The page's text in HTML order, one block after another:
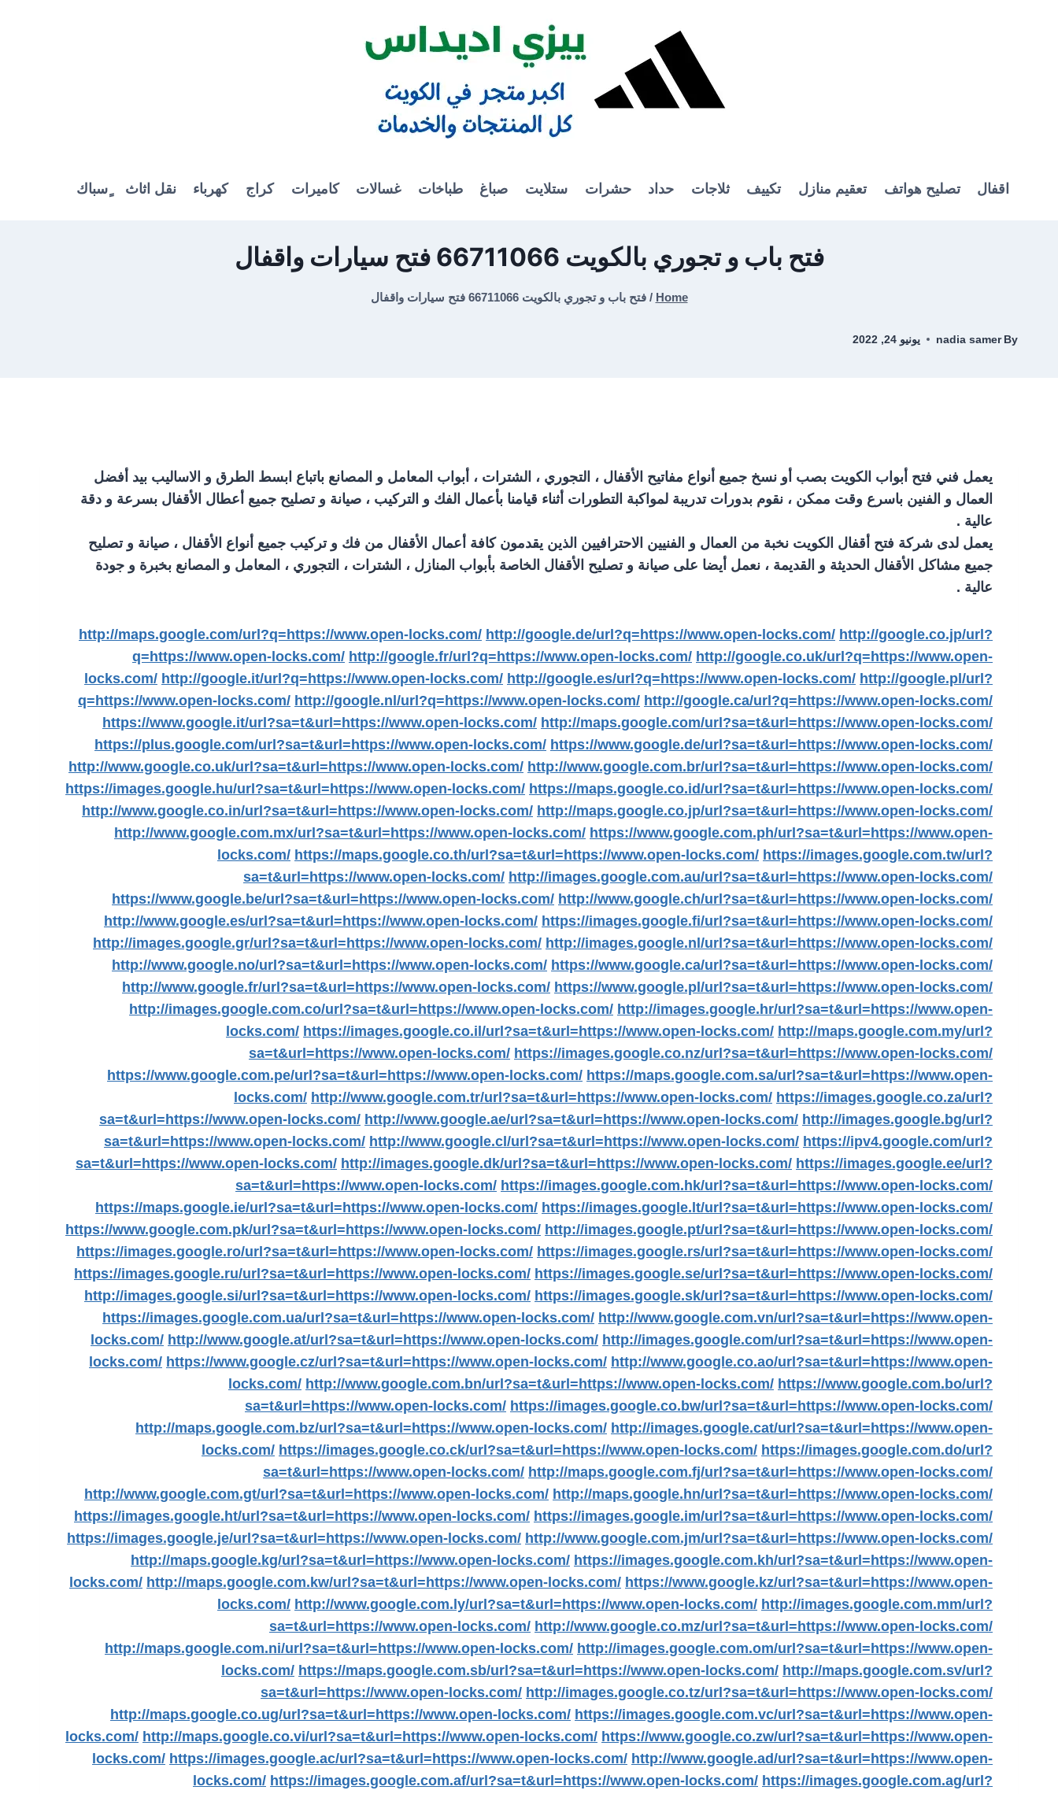
اقفال تصليح هواتف تعقيم منازل تكييف ثلاجات حداد حشرات ستلايت صباغ طباخات غسالات كاميرات كراج كهرباء نقل اثاث ٍسباك
فتح باب و تجوري بالكويت 66711066 فتح سيارات واقفال
Home
/ فتح باب و تجوري بالكويت 66711066 فتح سيارات واقفال
By
nadia samer يونيو 24, 2022
يعمل فني فتح أبواب الكويت بصب أو نسخ جميع أنواع مفاتيح الأقفال ، التجوري ، الشترات ، أبواب المعامل و المصانع باتباع ابسط الطرق و الاساليب بيد أفضل
العمال و الفنين باسرع وقت ممكن ، نقوم بدورات تدريبة لمواكبة التطورات أثناء قيامنا بأعمال الفك و التركيب ، صيانة و تصليح جميع أعطال الأقفال بسرعة و دقة
عالية .
يعمل لدى شركة فتح أقفال الكويت نخبة من العمال و الفنيين الاحترافيين الذين يقدمون كافة أعمال الأقفال من فك و تركيب جميع أنواع الأقفال ، صيانة و تصليح
جميع مشاكل الأقفال الحديثة و القديمة ، نعمل أيضا على صيانة و تصليح الأقفال الخاصة بأبواب المنازل ، الشترات ، التجوري ، المعامل و المصانع بخبرة و جودة
عالية .
http://maps.google.com/url?q=https://www.open-locks.com/ http://google.de/url?q=https://www.open-locks.com/ http://google.co.jp/url?
q=https://www.open-locks.com/ http://google.fr/url?q=https://www.open-locks.com/ http://google.co.uk/url?q=https://www.open-
locks.com/ http://google.it/url?q=https://www.open-locks.com/ http://google.es/url?q=https://www.open-locks.com/ http://google.pl/url?
q=https://www.open-locks.com/ http://google.nl/url?q=https://www.open-locks.com/ http://google.ca/url?q=https://www.open-locks.com/
https://www.google.it/url?sa=t&url=https://www.open-locks.com/ http://maps.google.com/url?sa=t&url=https://www.open-locks.com/
https://plus.google.com/url?sa=t&url=https://www.open-locks.com/ https://www.google.de/url?sa=t&url=https://www.open-locks.com/
http://www.google.co.uk/url?sa=t&url=https://www.open-locks.com/ http://www.google.com.br/url?sa=t&url=https://www.open-locks.com/
https://images.google.hu/url?sa=t&url=https://www.open-locks.com/ https://maps.google.co.id/url?sa=t&url=https://www.open-locks.com/
http://www.google.co.in/url?sa=t&url=https://www.open-locks.com/ http://maps.google.co.jp/url?sa=t&url=https://www.open-locks.com/
http://www.google.com.mx/url?sa=t&url=https://www.open-locks.com/ https://www.google.com.ph/url?sa=t&url=https://www.open-
locks.com/ https://maps.google.co.th/url?sa=t&url=https://www.open-locks.com/ https://images.google.com.tw/url?
sa=t&url=https://www.open-locks.com/ http://images.google.com.au/url?sa=t&url=https://www.open-locks.com/
https://www.google.be/url?sa=t&url=https://www.open-locks.com/ http://www.google.ch/url?sa=t&url=https://www.open-locks.com/
http://www.google.es/url?sa=t&url=https://www.open-locks.com/ https://images.google.fi/url?sa=t&url=https://www.open-locks.com/
http://images.google.gr/url?sa=t&url=https://www.open-locks.com/ http://images.google.nl/url?sa=t&url=https://www.open-locks.com/
http://www.google.no/url?sa=t&url=https://www.open-locks.com/ https://www.google.ca/url?sa=t&url=https://www.open-locks.com/
http://www.google.fr/url?sa=t&url=https://www.open-locks.com/ https://www.google.pl/url?sa=t&url=https://www.open-locks.com/
http://images.google.com.co/url?sa=t&url=https://www.open-locks.com/ http://images.google.hr/url?sa=t&url=https://www.open-
locks.com/ https://images.google.co.il/url?sa=t&url=https://www.open-locks.com/ http://maps.google.com.my/url?
sa=t&url=https://www.open-locks.com/ https://images.google.co.nz/url?sa=t&url=https://www.open-locks.com/
https://www.google.com.pe/url?sa=t&url=https://www.open-locks.com/ https://maps.google.com.sa/url?sa=t&url=https://www.open-
locks.com/ http://www.google.com.tr/url?sa=t&url=https://www.open-locks.com/ https://images.google.co.za/url?
sa=t&url=https://www.open-locks.com/ http://www.google.ae/url?sa=t&url=https://www.open-locks.com/ http://images.google.bg/url?
sa=t&url=https://www.open-locks.com/ http://www.google.cl/url?sa=t&url=https://www.open-locks.com/ https://ipv4.google.com/url?
sa=t&url=https://www.open-locks.com/ http://images.google.dk/url?sa=t&url=https://www.open-locks.com/ https://images.google.ee/url?
sa=t&url=https://www.open-locks.com/ https://images.google.com.hk/url?sa=t&url=https://www.open-locks.com/
https://maps.google.ie/url?sa=t&url=https://www.open-locks.com/ https://images.google.lt/url?sa=t&url=https://www.open-locks.com/
https://www.google.com.pk/url?sa=t&url=https://www.open-locks.com/ http://images.google.pt/url?sa=t&url=https://www.open-locks.com/
https://images.google.ro/url?sa=t&url=https://www.open-locks.com/ https://images.google.rs/url?sa=t&url=https://www.open-locks.com/
https://images.google.ru/url?sa=t&url=https://www.open-locks.com/ https://images.google.se/url?sa=t&url=https://www.open-locks.com/
http://images.google.si/url?sa=t&url=https://www.open-locks.com/ https://images.google.sk/url?sa=t&url=https://www.open-locks.com/
https://images.google.com.ua/url?sa=t&url=https://www.open-locks.com/ http://www.google.com.vn/url?sa=t&url=https://www.open-
locks.com/ http://www.google.at/url?sa=t&url=https://www.open-locks.com/ http://images.google.com/url?sa=t&url=https://www.open-
locks.com/ https://www.google.cz/url?sa=t&url=https://www.open-locks.com/ http://www.google.co.ao/url?sa=t&url=https://www.open-
locks.com/ http://www.google.com.bn/url?sa=t&url=https://www.open-locks.com/ https://www.google.com.bo/url?
sa=t&url=https://www.open-locks.com/ https://images.google.co.bw/url?sa=t&url=https://www.open-locks.com/
http://maps.google.com.bz/url?sa=t&url=https://www.open-locks.com/ http://images.google.cat/url?sa=t&url=https://www.open-
locks.com/ https://images.google.co.ck/url?sa=t&url=https://www.open-locks.com/ https://images.google.com.do/url?
sa=t&url=https://www.open-locks.com/ http://maps.google.com.fj/url?sa=t&url=https://www.open-locks.com/
http://www.google.com.gt/url?sa=t&url=https://www.open-locks.com/ http://maps.google.hn/url?sa=t&url=https://www.open-locks.com/
https://images.google.ht/url?sa=t&url=https://www.open-locks.com/ https://images.google.im/url?sa=t&url=https://www.open-locks.com/
https://images.google.je/url?sa=t&url=https://www.open-locks.com/ http://www.google.com.jm/url?sa=t&url=https://www.open-locks.com/
http://maps.google.kg/url?sa=t&url=https://www.open-locks.com/ https://images.google.com.kh/url?sa=t&url=https://www.open-
locks.com/ http://maps.google.com.kw/url?sa=t&url=https://www.open-locks.com/ https://www.google.kz/url?sa=t&url=https://www.open-
locks.com/ http://www.google.com.ly/url?sa=t&url=https://www.open-locks.com/ http://images.google.com.mm/url?
sa=t&url=https://www.open-locks.com/ http://www.google.co.mz/url?sa=t&url=https://www.open-locks.com/
http://maps.google.com.ni/url?sa=t&url=https://www.open-locks.com/ http://images.google.com.om/url?sa=t&url=https://www.open-
locks.com/ https://maps.google.com.sb/url?sa=t&url=https://www.open-locks.com/ http://maps.google.com.sv/url?
sa=t&url=https://www.open-locks.com/ http://images.google.co.tz/url?sa=t&url=https://www.open-locks.com/
http://maps.google.co.ug/url?sa=t&url=https://www.open-locks.com/ https://images.google.com.vc/url?sa=t&url=https://www.open-
locks.com/ http://maps.google.co.vi/url?sa=t&url=https://www.open-locks.com/ https://www.google.co.zw/url?sa=t&url=https://www.open-
locks.com/ https://images.google.ac/url?sa=t&url=https://www.open-locks.com/ http://www.google.ad/url?sa=t&url=https://www.open-
locks.com/ https://images.google.com.af/url?sa=t&url=https://www.open-locks.com/ https://images.google.com.ag/url?